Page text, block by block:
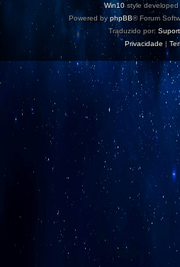
Win10style developed
Powered byphpBB® Forum
Traduzido por:
Privacidade |